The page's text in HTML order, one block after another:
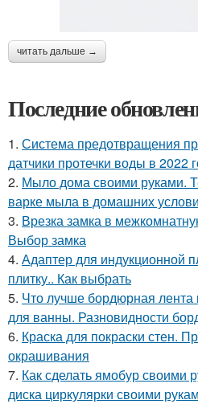
читать дальше →
Последние
1. Система предотвращения
датчики протечки воды в 2022
2. Мыло дома своими руками.
варке мыла в домашних
3. Врезка замка в
Выбор замка
4. Адаптер для индукционной
плитку.. Как выбрать
5. Что лучше бордюрная лента
для ванны. Разновидности
6. Краска для покраски стен.
окрашивания
7. Как сделать ямобур своими
диска циркулярки своими